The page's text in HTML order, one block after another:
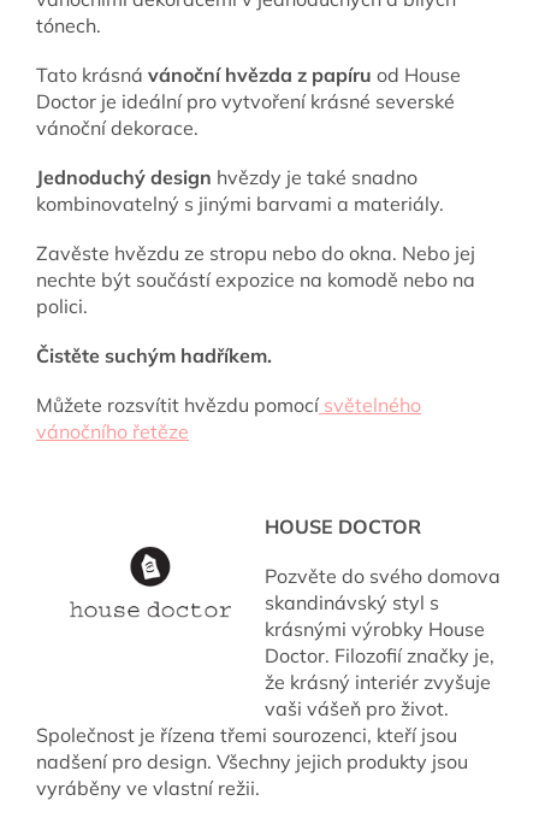
tónech.
Tato krásná vánoční hvězda z papíru od House
Doctor je ideální pro vytvoření krásné severské
vánoční dekorace.
Jednoduchý design hvězdy je také snadno
kombinovatelný s jinými barvami a materiály.
Zavěste hvězdu ze stropu nebo do okna. Nebo jej
nechte být součástí expozice na komodě nebo na
polici.
Čistěte suchým hadříkem.
Můžete rozsvítit hvězdu pomocísvětelného
vánočního řetěze
HOUSE DOCTOR
Pozvěte do svého domova
skandinávský styl s
krásnými výrobky House
Doctor. Filozofií značky je,
že krásný interiér zvyšuje
vaši vášeň pro život.
Společnost je řízena třemi sourozenci, kteří jsou
nadšení pro design. Všechny jejich produkty jsou
vyráběny ve vlastní režii.